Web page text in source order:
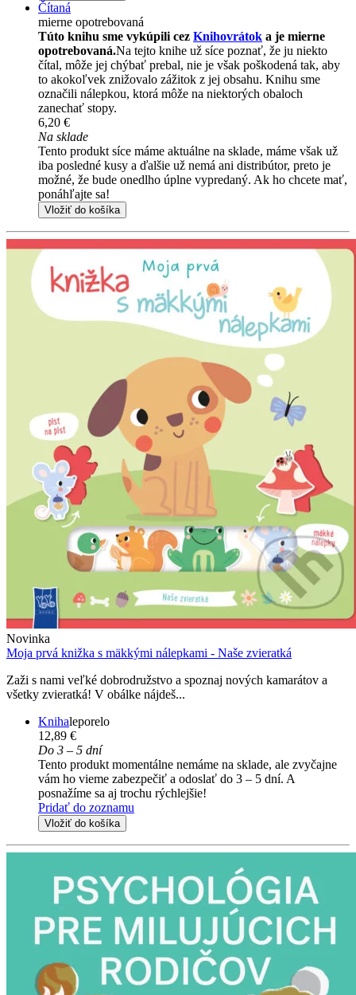
Čítaná
mierne opotrebovaná
Túto knihu sme vykúpili cez Knihovrátok a je mierne
opotrebovaná.Na tejto knihe už síce poznať, že ju niekto
čítal, môže jej chýbať prebal, nie je však poškodená tak, aby
to akokoľvek znižovalo zážitok z jej obsahu. Knihu sme
označili nálepkou, ktorá môže na niektorých obaloch
zanechať stopy.
6,20 €
Na sklade
Tento produkt síce máme aktuálne na sklade, máme však už
iba posledné kusy a ďalšie už nemá ani distribútor, preto je
možné, že bude onedlho úplne vypredaný. Ak ho chcete mať,
ponáhľajte sa!
Vložiť do košíka
Novinka
Moja prvá knižka s mäkkými nálepkami - Naše zvieratká
Zaži s nami veľké dobrodružstvo a spoznaj nových kamarátov a
všetky zvieratká! V obálke nájdeš...
Knihaleporelo
12,89 €
Do 3 – 5 dní
Tento produkt momentálne nemáme na sklade, ale zvyčajne
vám ho vieme zabezpečiť a odoslať do 3 – 5 dní. A
posnažíme sa aj trochu rýchlejšie!
Pridať do zoznamu
Vložiť do košíka